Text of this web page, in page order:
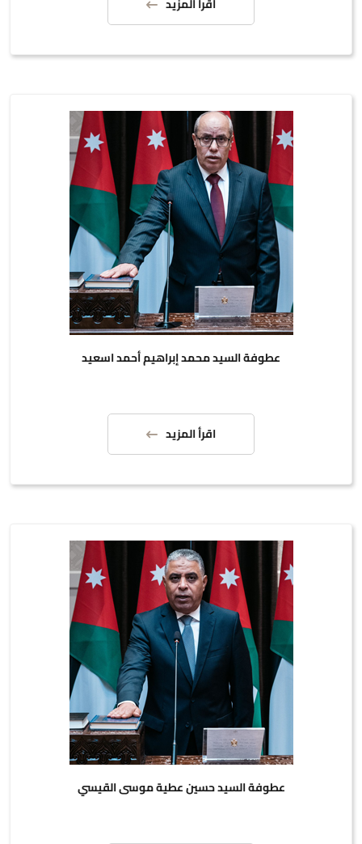
عطوفة السيد محمد إبراهيم أحمد اسعيد
اقرأ المزيد
عطوفة السيد حسين عطية موسى القيسي